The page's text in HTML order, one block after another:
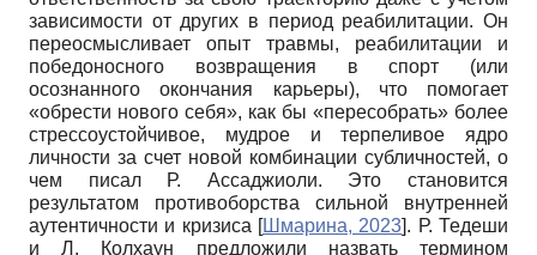
зависимости от других в период реабилитации. Он
переосмысливает опыт травмы, реабилитации и
победоносного возвращения в спорт (или
осознанного окончания карьеры), что помогает
«обрести нового себя», как бы «пересобрать» более
стрессоустойчивое, мудрое и терпеливое ядро
личности за счет новой комбинации субличностей, о
чем писал Р. Ассаджиоли. Это становится
результатом противоборства сильной внутренней
аутентичности и кризиса [Шмарина, 2023]. Р. Тедеши
и Л. Колхаун предложили назвать термином